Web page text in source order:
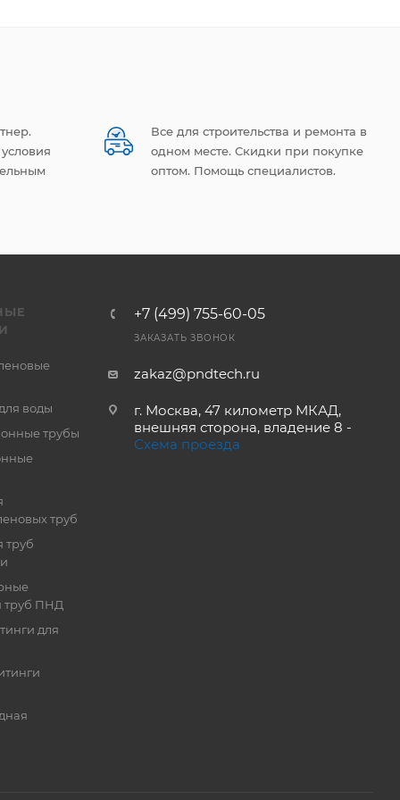
Все для строительства и ремонта в
одном месте. Скидки при покупке
оптом. Помощь специалистов.
воды
трубы
труб
труб
труб ПНД
для
+7 (499) 755-60-05
ЗАКАЗАТЬ ЗВОНОК
zakaz@pndtech.ru
г. Москва, 47 километр МКАД,
внешняя сторона, владение 8 -
Схема проезда